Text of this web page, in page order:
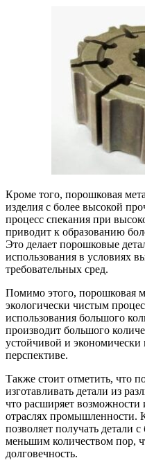
Кроме того, порошковая
изделия с более высокой
процесс спекания при
приводит к образованию
Это делает порошковые
использования в условиях
требовательных сред.
Помимо этого, порошковая
экологически чистым
использования большого
производит большого
устойчивой и
перспективе.
Также стоит отметить, что
изготавливать детали из
что расширяет
отраслях промышленности.
позволяет получать детали
меньшим количеством пор,
долговечность.